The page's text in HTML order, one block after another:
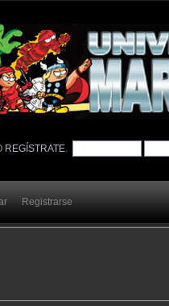
REGÍSTRATE.
Registrarse